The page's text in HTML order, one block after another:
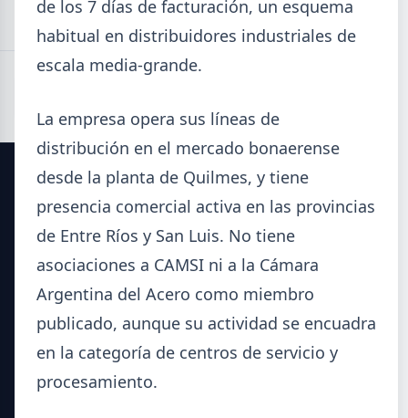
SIDERDATO
El portal líder en información para la industria siderúrgica
y el mercado del acero en Argentina.
Secciones
Noticias del Sector
Datos Técnicos
de los 7 días de facturación, un esquema
habitual en distribuidores industriales de
escala media-grande.
La empresa opera sus líneas de
distribución en el mercado bonaerense
desde la planta de Quilmes, y tiene
presencia comercial activa en las provincias
de Entre Ríos y San Luis. No tiene
asociaciones a CAMSI ni a la Cámara
Argentina del Acero como miembro
publicado, aunque su actividad se encuadra
en la categoría de centros de servicio y
procesamiento.